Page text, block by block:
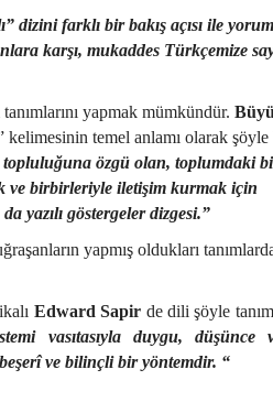
dizini farklı bir bakış açısı ile
karşı, mukaddes Türkçemize
yapmak mümkündür.
kelimesinin temel anlamı olarak
özgü olan, toplumdaki
ve birbirleriyle iletişim kurmak için
yazılı göstergeler dizgesi.”
yapmış oldukları
Edward Sapir de dili şöyle
vasıtasıyla duygu, düşünce
ve bilinçli bir yöntemdir. “